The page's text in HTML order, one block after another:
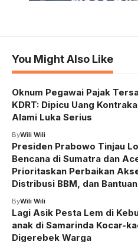
You Might Also Like
Oknum Pegawai Pajak
KDRT: Dipicu Uang
Alami Luka Serius
ByWili Wili
Presiden Prabowo Tinjau
Bencana di Sumatra dan
Prioritaskan Perbaikan
Distribusi BBM, dan
ByWili Wili
Lagi Asik Pesta Lem di
anak di Samarinda Kocar-
Digerebek Warga